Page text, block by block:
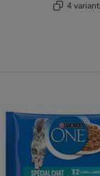
4 varianti